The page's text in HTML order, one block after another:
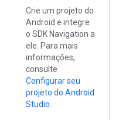
Crie um projeto do
Android e integre
o SDK Navigation a
ele. Para mais
informações,
consulte
Configurar seu
projeto do Android
Studio